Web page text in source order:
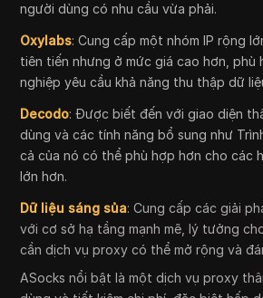
người dùng có nhu cầu vừa phải.
Oxylabs: Cung cấp một nhóm IP rộng
tiên tiến nhưng ở mức giá cao hơn, phù
nghiệp yêu cầu khả năng thu thập dữ
Decodo: Được biết đến với giao diện
dùng và các tính năng bổ sung như
cả của nó có thể phù hợp hơn cho các
lớn hơn.
Dữ liệu sáng sủa: Cung cấp các giải
với cơ sở hạ tầng mạnh mẽ, lý tưởng
cần dịch vụ proxy có thể mở rộng và
ASocks nổi bật là một dịch vụ proxy